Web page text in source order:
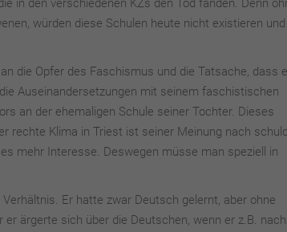
in den verschiedenen KZs den Tod fanden. Denn
würden diese Schulen heute nicht existieren und
die Opfer des Faschismus und die Tatsache, dass
Auseinandersetzungen mit seinem faschistischen
an der ehemaligen Schule seiner Tochter. Dieses
rechte Klima in Triest ist seiner Meinung nach schuld
mehr Interesse. Deswegen müsse man speziell in
Er hatte zwar Deutsch gelernt, aber ohne
ärgerte sich über die Deutschen, wenn er z.B. nach